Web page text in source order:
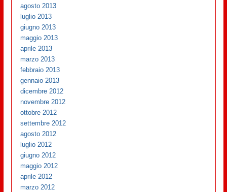
agosto 2013
luglio 2013
giugno 2013
maggio 2013
aprile 2013
marzo 2013
febbraio 2013
gennaio 2013
dicembre 2012
novembre 2012
ottobre 2012
settembre 2012
agosto 2012
luglio 2012
giugno 2012
maggio 2012
aprile 2012
marzo 2012